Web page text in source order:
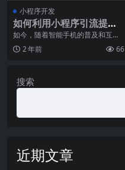
小程序开发
如何利用小程序引流提升
业务？
如今，随着智能手机的普及和互联
网技术的发展，小程序作为一种功
能强大、体验友好的移
2 年前 66
搜索
近期文章